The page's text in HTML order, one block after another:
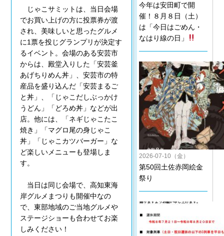
じゃこサミットは、当日会場
でお買い上げの方に投票券が渡
され、美味しいと思ったグルメ
に1票を投じグランプリが決定す
るイベント。会場のある安芸市
からは、殿堂入りした「安芸釜
あげちりめん丼」、安芸市の特
産品を盛り込んだ「安芸まるご
と丼」、「じゃこだしぶっかけ
うどん」「どろめ丼」などが出
店。他には、「ネギじゃこたこ
焼き」「マグロ尾の身じゃこ
丼」「じゃこカツバーガー」な
ど楽しいメニューも登場しま
す。
当日は同じ会場で、高知東海
岸グルメまつりも開催中なの
で、東部地域のご当地グルメや
ステージショーも合わせてお楽
しみください！
今年は安田町で開
催！８月８日（土）
は「今日はごめん・
なはり線の日」
2026-07-10（金）
第50回土佐赤岡絵金
祭り